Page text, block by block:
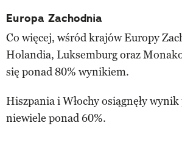
Europa Zachodnia
Co więcej, wśród krajów Europy
Holandia, Luksemburg oraz
się ponad 80% wynikiem.
Hiszpania i Włochy osiągnęły
niewiele ponad 60%.